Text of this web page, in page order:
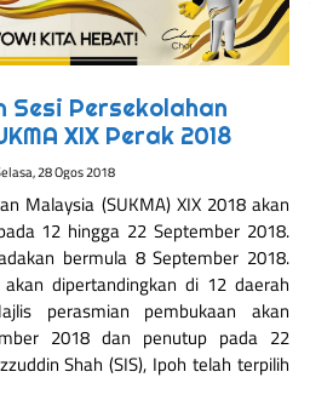
Sesi Persekolahan
XIX Perak 2018
28 Ogos 2018
Malaysia (SUKMA) XIX 2018 akan
12 hingga 22 September 2018.
bermula 8 September 2018.
dipertandingkan di 12 daerah
perasmian pembukaan akan
2018 dan penutup pada 22
Shah (SIS), Ipoh telah terpilih